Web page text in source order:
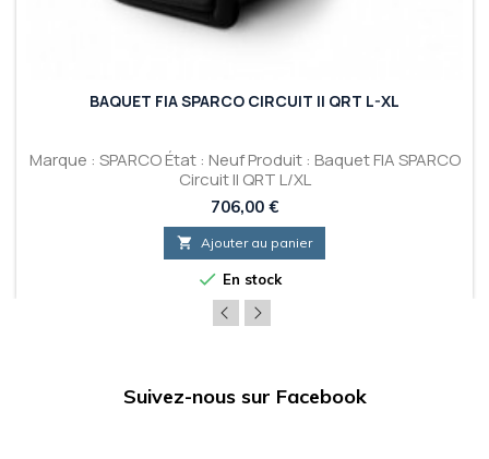
BAQUET FIA SPARCO CIRCUIT II QRT L-XL
Marque : SPARCO État : Neuf Produit : Baquet FIA SPARCO
Circuit II QRT L/XL
Prix
706,00 €
 Ajouter au panier
 En stock
Suivez-nous sur Facebook